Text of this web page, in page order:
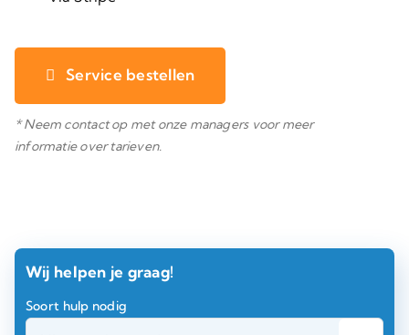
Service bestellen
* Neem contact op met onze managers voor meer
informatie over tarieven.
Wij helpen je graag!
Soort hulp nodig